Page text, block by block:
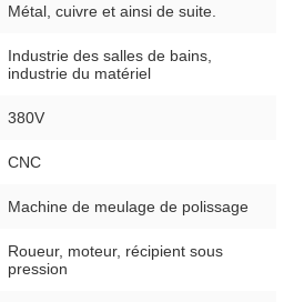
Métal, cuivre et ainsi de suite.
Industrie des salles de bains,
industrie du matériel
380V
CNC
Machine de meulage de polissage
Roueur, moteur, récipient sous
pression